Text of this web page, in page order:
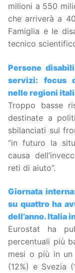
milioni a 550
che arriverà a
Famiglia e le
tecnico
Persone
servizi: focus
nelle regioni
Troppo basse
destinate a
sbilanciati sul
“in futuro la
causa
reti di aiuto”.
Giornata
su quattro ha
dell’anno. Italia
Eurostat ha
percentuali più
mesi o più in un
(12%) e Svezia